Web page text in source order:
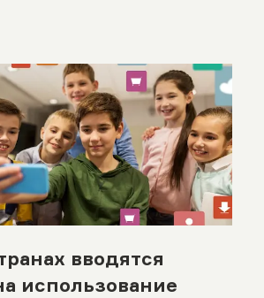
вводятся
использование